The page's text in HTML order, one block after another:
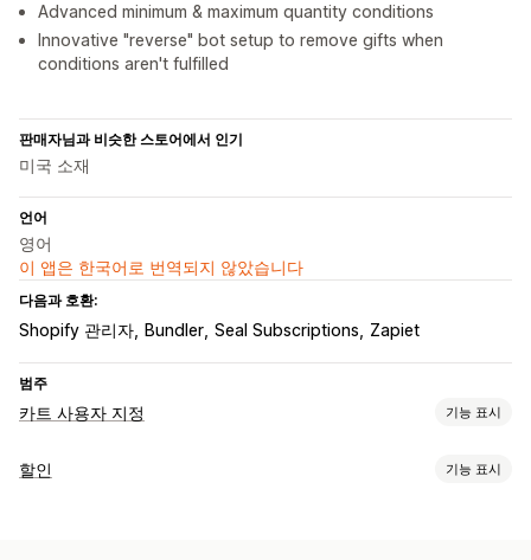
Advanced minimum & maximum quantity conditions
Innovative "reverse" bot setup to remove gifts when
conditions aren't fulfilled
판매자님과 비슷한 스토어에서 인기
미국 소재
언어
영어
이 앱은 한국어로 번역되지 않았습니다
다음과 호환:
Shopify 관리자 Bundler Seal Subscriptions Zapiet
범주
카트 사용자 지정 기능 표시
카트 표시
할인 기능 표시